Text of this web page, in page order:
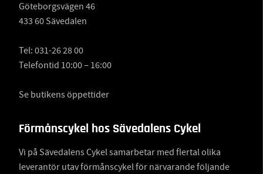
Göteborgsvägen 46
433 60 Sävedalen
Tel: 031-26 28 00
Telefontid 10:00 – 16:00
Se butikens öppettider
Förmånscykel hos Sävedalens Cykel
Vi på Sävedalens Cykel samarbetar med flertal olika
leverantör utav förmånscykel för närvarande följande